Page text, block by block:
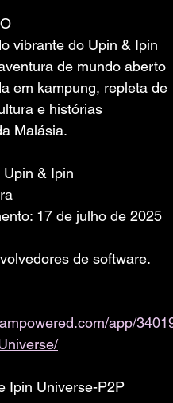
vibrante do Upin & Ipin
de mundo aberto
em kampung, repleta de
e histórias
Malásia.
& Ipin
17 de julho de 2025
de software.
app/
Ipin Universe-P2P